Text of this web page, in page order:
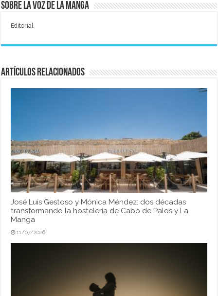
Sobre La Voz de La Manga
Editorial
Artículos relacionados
José Luis Gestoso y Mónica Méndez: dos décadas
transformando la hostelería de Cabo de Palos y La
Manga
11/07/2026